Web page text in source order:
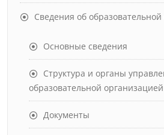
Сведения об
Основные сведения
Структура и органы
образовательной организацией
Документы